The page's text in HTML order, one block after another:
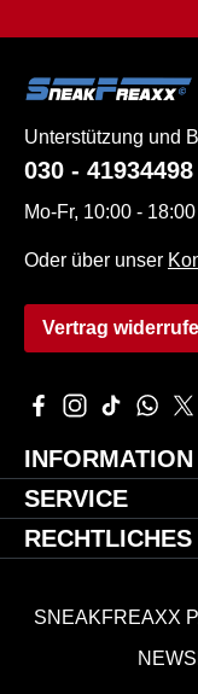
Unterstützung und
030 - 41934498
Mo-Fr, 10:00 -
Oder über unser
Vertrag
Besuche uns auf
Schau auf
Sieh dir
INFORMATION
SERVICE
RECHTLICHES
SNEAKFREAXX